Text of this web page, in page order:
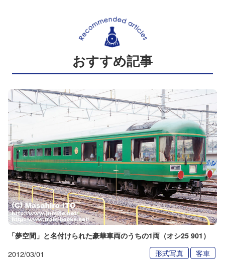
おすすめ記事
「夢空間」と名付けられた豪華車両のうちの1両（オシ25 901）
2012/03/01 形式写真 客車